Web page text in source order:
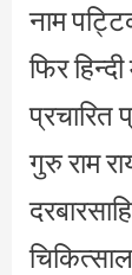
नाम
फिर
प्रचारित
गुरु राम